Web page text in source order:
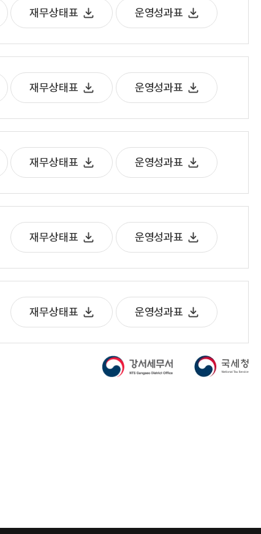
재무상태표 운영성과표
재무상태표 운영성과표
재무상태표 운영성과표
재무상태표 운영성과표
재무상태표 운영성과표